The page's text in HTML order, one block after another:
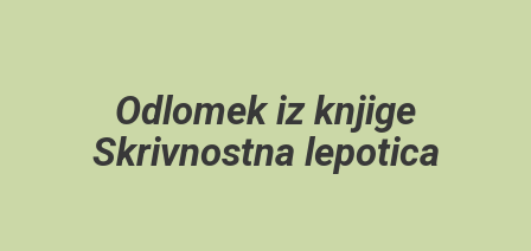
Odlomek iz knjige
Skrivnostna lepotica